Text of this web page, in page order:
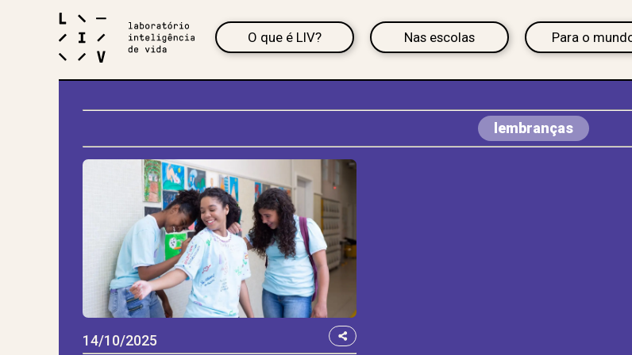
O que é LIV? Nas escolas Para o
lembranças
14/10/2025